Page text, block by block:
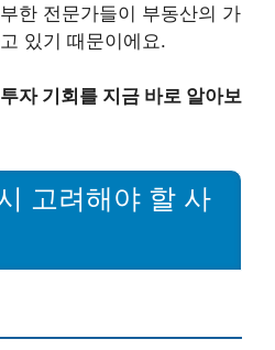
한 전문가들이 부동산의 가
있기 때문이에요.
자 기회를 지금 바로 알아보
고려해야 할 사